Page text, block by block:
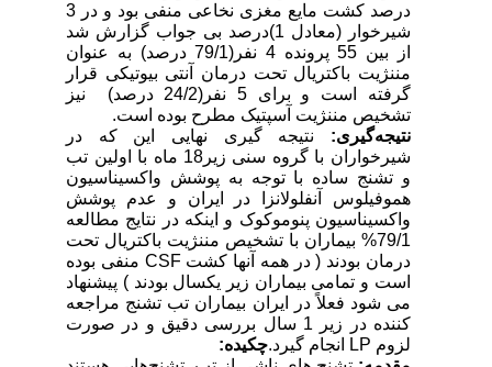
درصد کشت مایع مغزی نخاعی منفی بود و در 3
شیرخوار (معادل 1)درصد بی جواب گزارش شد
از بین 55 پرونده 4 نفر(79/1 درصد) به عنوان
مننژیت باکتریال تحت درمان آنتی بیوتیکی قرار
گرفته است و برای 5 نفر(24/2 درصد) نیز
تشخیص مننژیت آسپتیک مطرح بوده است.
نتیجه‌گیری:نتیجه گیری نهایی این که در
شیرخواران با گروه سنی زیر18 ماه با اولین تب
و تشنج ساده با توجه به پوشش واکسیناسیون
هموفیلوس آنفلولانزا در ایران و عدم پوشش
واکسیناسیون پنوموکوک و اینکه در نتایج مطالعه
79/1% بیماران با تشخیص مننژیت باکتریال تحت
درمان بودند ( در همه آنها کشتCSFمنفی بوده
است و تمامی بیماران زیر یکسال بودند ) پیشنهاد
می شود فعلاً در ایران بیماران تب تشنج مراجعه
کننده در زیر 1 سال بررسی دقیق و در صورت
لزومLPانجام گیرد. چکیده: